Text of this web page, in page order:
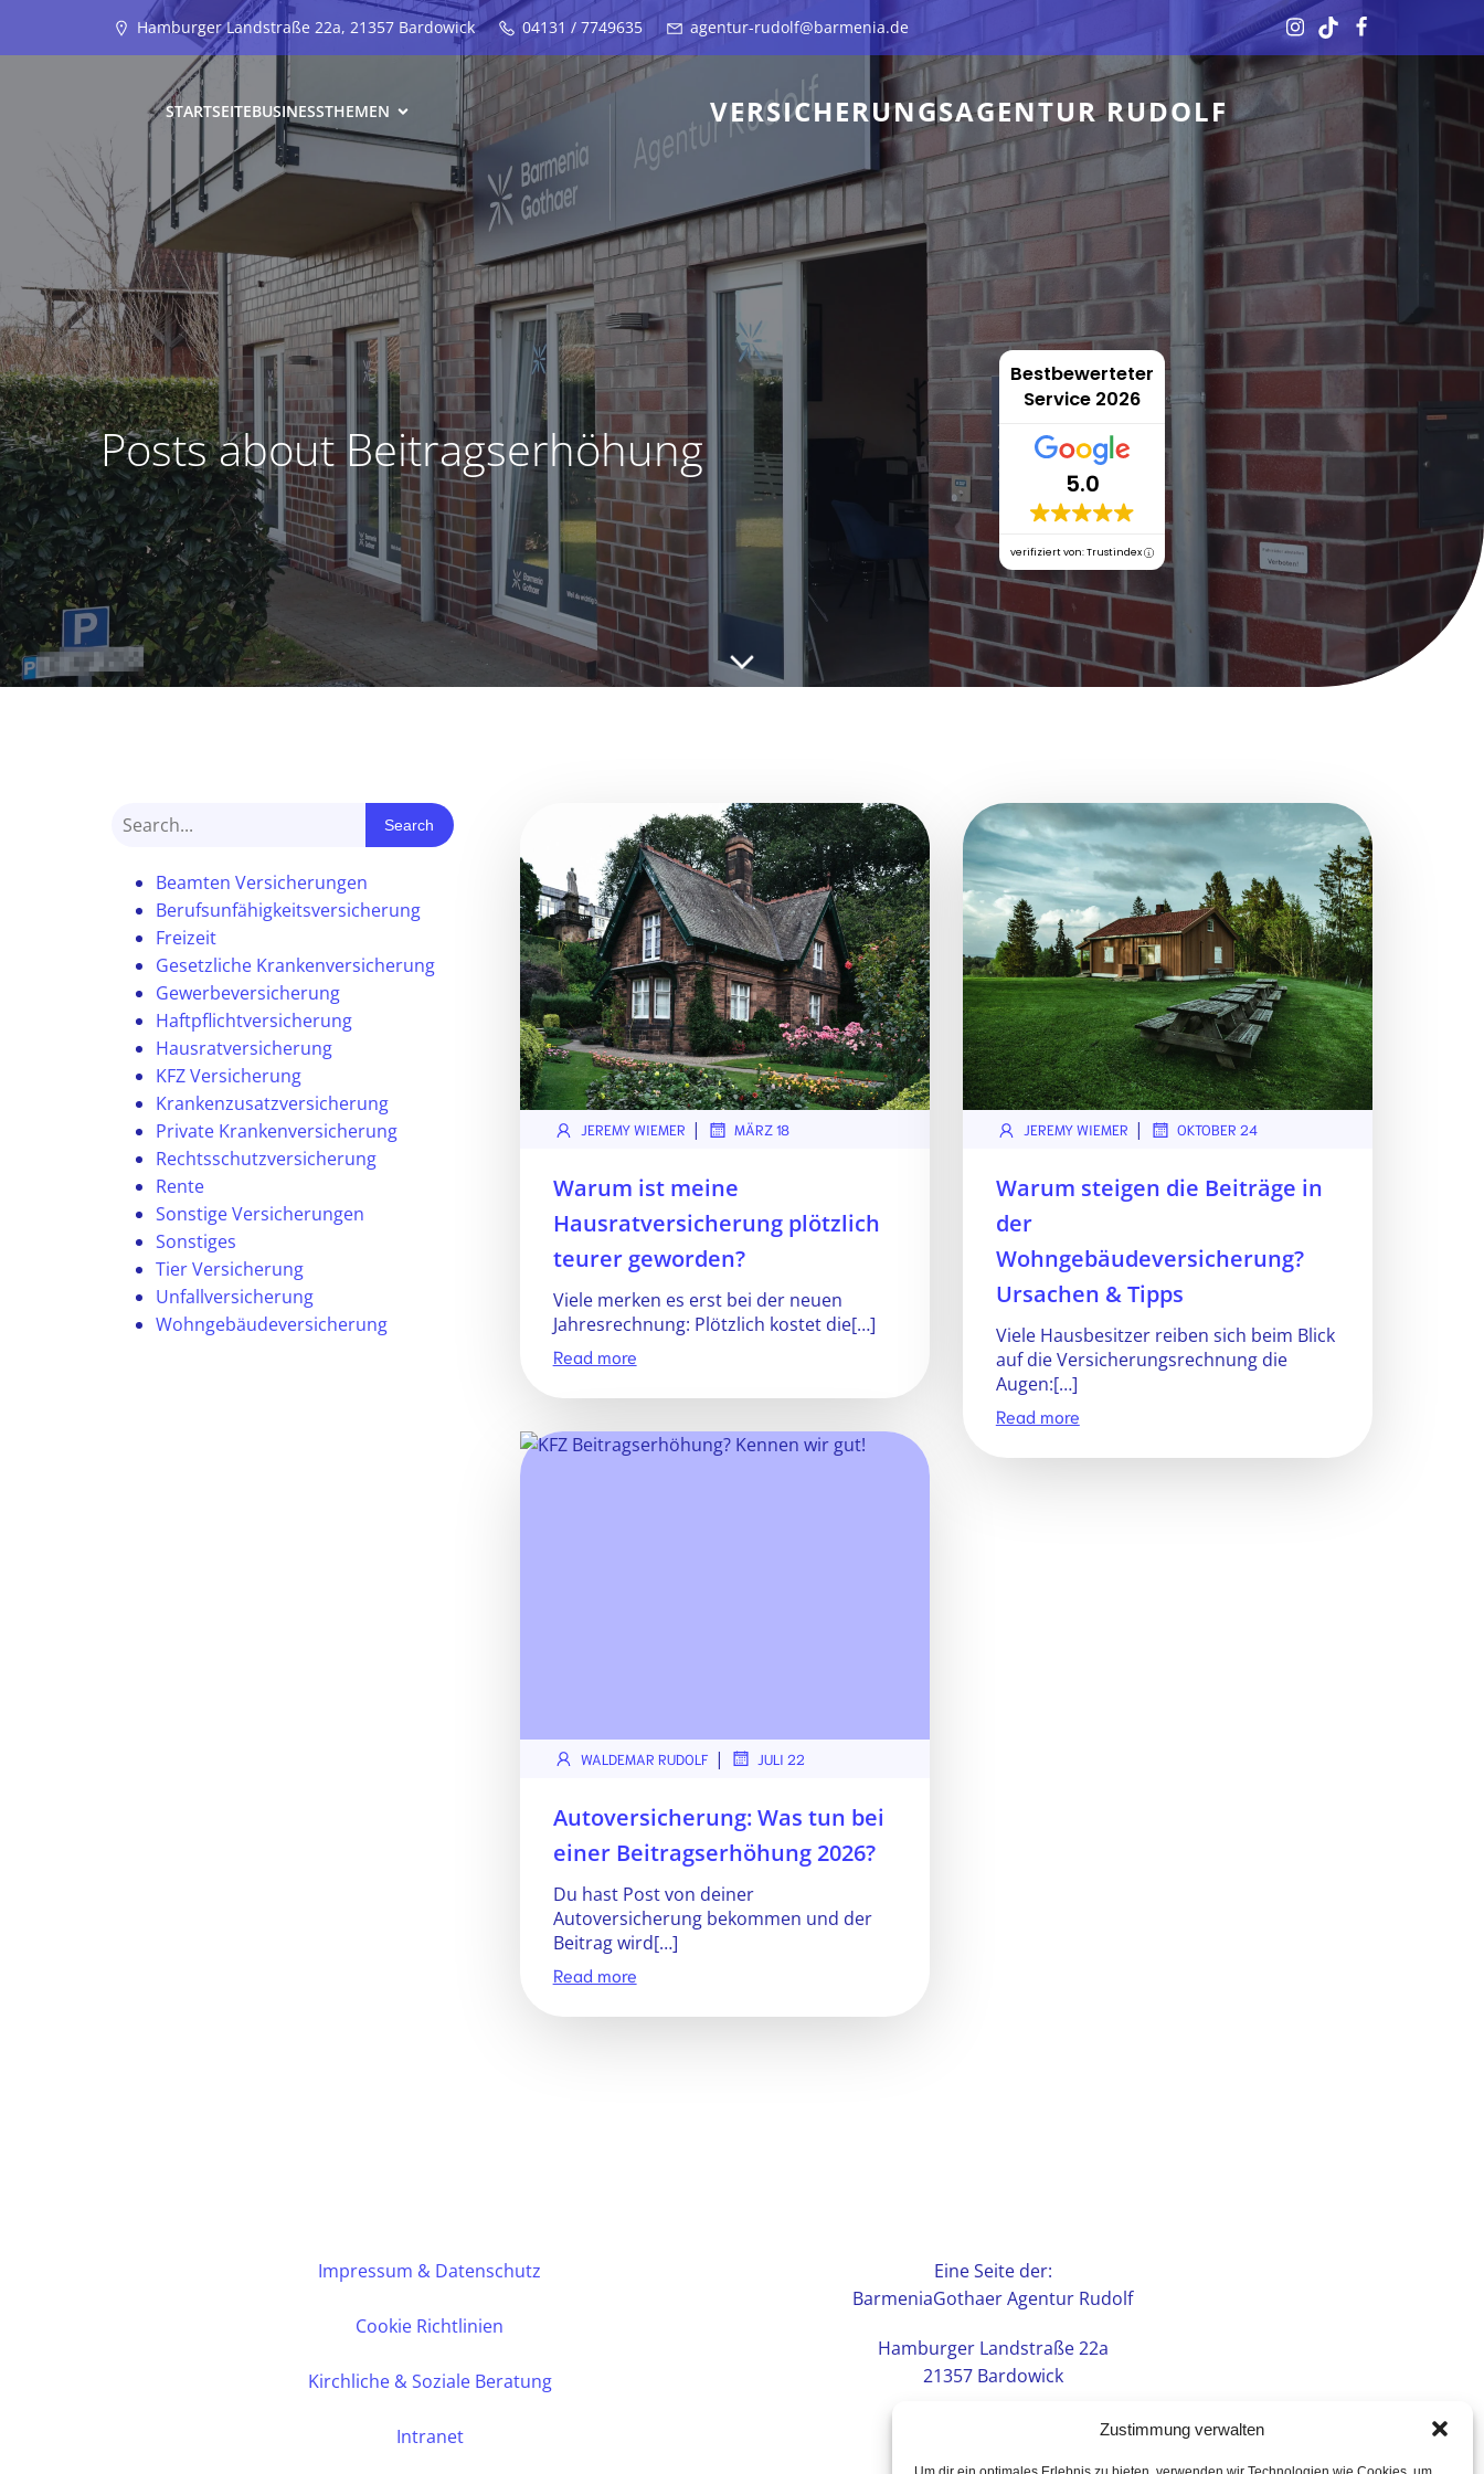
Zustimmung verwalten
Hamburger Landstraße 22a, 21357 Bardowick 04131 / 7749635 agentur-rudolf@barmenia.de
STARTSEITEBUSINESSTHEMEN VERSICHERUNGSAGENTUR RUDOLF
Posts about Beitragserhöhung
Bestbewerteter
Service 2026
5.0
verifiziert von: Trustindex
Search
Beamten Versicherungen
Berufsunfähigkeitsversicherung
Freizeit
Gesetzliche Krankenversicherung
Gewerbeversicherung
Haftpflichtversicherung
Hausratversicherung
KFZ Versicherung
Krankenzusatzversicherung
Private Krankenversicherung
Rechtsschutzversicherung
Rente
Sonstige Versicherungen
Sonstiges
Tier Versicherung
Unfallversicherung
Wohngebäudeversicherung
JEREMY WIEMER | MÄRZ 18
Warum ist meine
Hausratversicherung plötzlich
teurer geworden?
Viele merken es erst bei der neuen
Jahresrechnung: Plötzlich kostet die[…]
Read more
JEREMY WIEMER | OKTOBER 24
Warum steigen die Beiträge in
der
Wohngebäudeversicherung?
Ursachen & Tipps
Viele Hausbesitzer reiben sich beim Blick
auf die Versicherungsrechnung die
Augen:[…]
Read more
WALDEMAR RUDOLF | JULI 22
Autoversicherung: Was tun bei
einer Beitragserhöhung 2026?
Du hast Post von deiner
Autoversicherung bekommen und der
Beitrag wird[…]
Read more
Impressum & Datenschutz
Cookie Richtlinien
Kirchliche & Soziale Beratung
Intranet
Eine Seite der:
BarmeniaGothaer Agentur Rudolf
Hamburger Landstraße 22a
21357 Bardowick